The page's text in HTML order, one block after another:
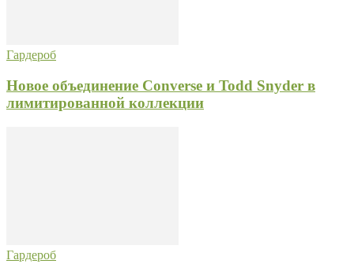
Гардероб
Новое объединение Converse и Todd Snyder в
лимитированной коллекции
Гардероб